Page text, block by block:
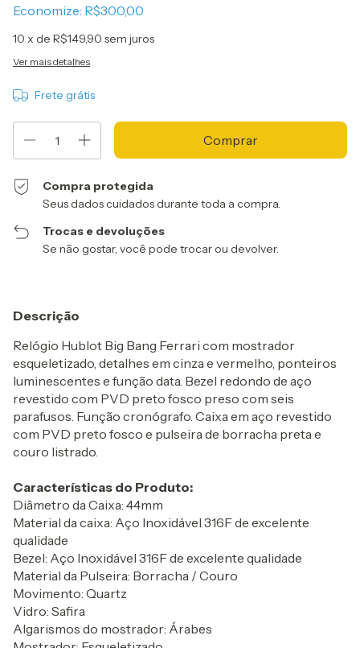
Economize: R$300,00
10 x de R$149,90 sem juros
Ver mais detalhes
Frete grátis
Compra protegida
Seus dados cuidados durante toda a compra.
Trocas e devoluções
Se não gostar, você pode trocar ou devolver.
Descrição
Relógio Hublot Big Bang Ferrari com mostrador
esqueletizado, detalhes em cinza e vermelho, ponteiros
luminescentes e função data. Bezel redondo de aço
revestido com PVD preto fosco preso com seis
parafusos. Função cronógrafo. Caixa em aço revestido
com PVD preto fosco e pulseira de borracha preta e
couro listrado.
Características do Produto:
Diâmetro da Caixa: 44mm
Material da caixa: Aço Inoxidável 316F de excelente
qualidade
Bezel: Aço Inoxidável 316F de excelente qualidade
Material da Pulseira: Borracha / Couro
Movimento: Quartz
Vidro: Safira
Algarismos do mostrador: Árabes